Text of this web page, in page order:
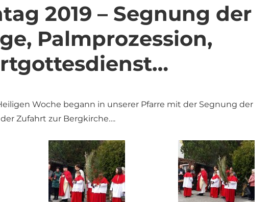
2019 – Segnung der
Palmprozession,
Woche begann in unserer Pfarre mit der Segnung der
Zufahrt zur Bergkirche….